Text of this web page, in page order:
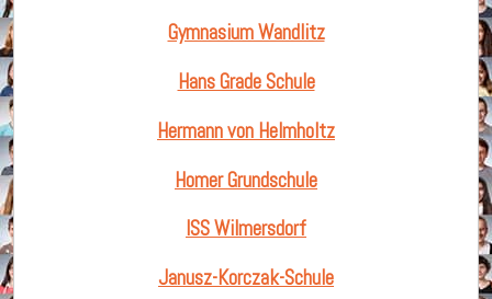
Gymnasium Wandlitz
Hans Grade Schule
Hermann von Helmholtz
Homer Grundschule
ISS Wilmersdorf
Janusz-Korczak-Schule